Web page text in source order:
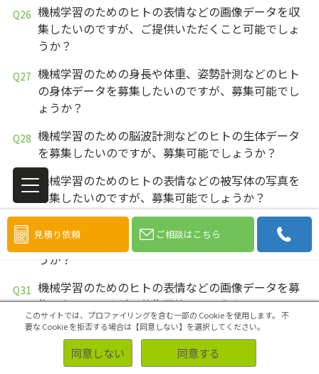
機械学習のためのヒトの表情などの画像データを収
集したいのですが、ご提供いただくこと可能でしょ
うか？
機械学習のための身長や体重、姿勢計測などのヒト
の身体データを募集したいのですが、募集可能でし
ょうか？
機械学習のための脳波計測などのヒトの生体データ
を募集したいのですが、募集可能でしょうか？
機械学習のためのヒトの表情などの被写体の写真を
募集したいのですが、募集可能でしょうか？
機械学習のための姿勢計測、脳波計測などのヒトの
数値データを募集したいのですが、募集可能でしょ
うか？
機械学習のためのヒトの表情などの画像データを募
集したいのですが、募集可能でしょうか？
機械学習のための身長や体重、姿勢計測などのヒト
の身体データを収集したいのですが、収集可能でし
ょうか？
見積り依頼 ご相談はこちら
このサイトでは、プロファイリングを含む一部の Cookie を使用します。 不
要な Cookie を拒否する場合は【同意しない】を選択してください。
同意しない 同意する